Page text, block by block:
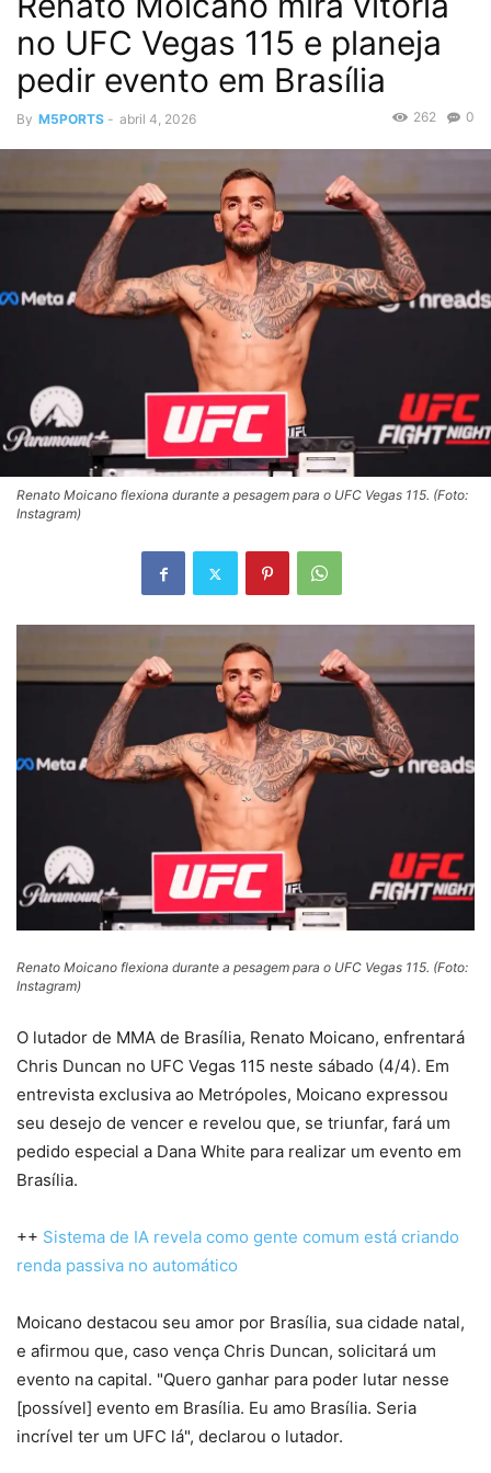
no UFC Vegas 115 e planeja
pedir evento em Brasília
By M5PORTS - abril 4, 2026 0
262
Renato Moicano flexiona durante a pesagem para o UFC Vegas 115. (Foto:
Instagram)
Renato Moicano flexiona durante a pesagem para o UFC Vegas 115. (Foto:
Instagram)
O lutador de MMA de Brasília, Renato Moicano, enfrentará
Chris Duncan no UFC Vegas 115 neste sábado (4/4). Em
entrevista exclusiva ao Metrópoles, Moicano expressou
seu desejo de vencer e revelou que, se triunfar, fará um
pedido especial a Dana White para realizar um evento em
Brasília.
++ Sistema de IA revela como gente comum está criando
renda passiva no automático
Moicano destacou seu amor por Brasília, sua cidade natal,
e afirmou que, caso vença Chris Duncan, solicitará um
evento na capital. "Quero ganhar para poder lutar nesse
[possível] evento em Brasília. Eu amo Brasília. Seria
incrível ter um UFC lá", declarou o lutador.